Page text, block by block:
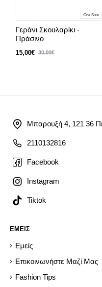
One Size
Γεράνι Σκουλαρίκι -
Πράσινο
15,00€ 30,00€
Μπαρουξή 4, 121 36
2110132816
Facebook
Instagram
Tiktok
ΕΜΕΙΣ
Εμείς
Επικοινωνήστε Μαζί Μας
Fashion Tips